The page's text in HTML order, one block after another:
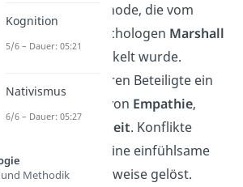
die vom
Psychologen Marshall
entwickelt wurde.
der GFK führen Beteiligte ein
auf Basis von Empathie,
Klarheit. Konflikte
also durch eine einfühlsame
klare Ausdrucksweise gelöst.
Kognition
5/6 – Dauer: 05:21
Nativismus
6/6 – Dauer: 05:27
Methodik